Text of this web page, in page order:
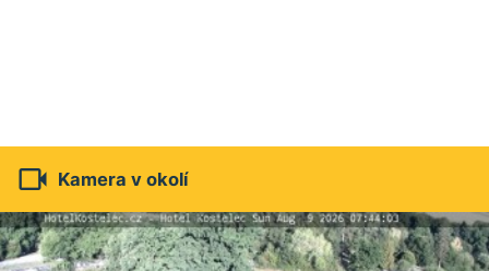
 Kamera v okolí